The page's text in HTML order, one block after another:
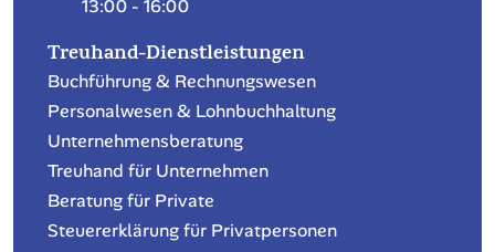
Brühlweg 20
4132 Muttenz
Für Treuhand:
treuhand@muenger.swiss
Für Immobilien:
immobilien@muenger.swiss
+41 61 467 91 67
Mo-Fr